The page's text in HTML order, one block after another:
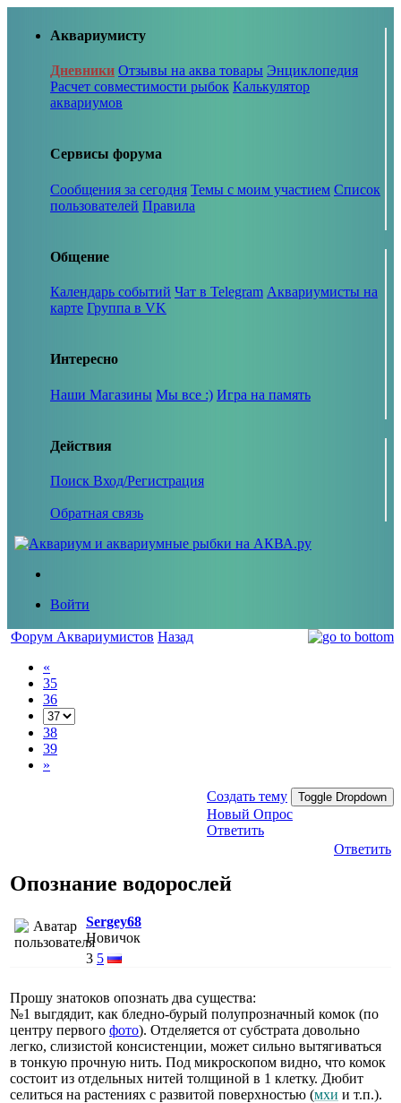
Аквариумисту
Дневники Отзывы на аква товары Энциклопедия
Расчет совместимости рыбок Калькулятор
аквариумов
Сервисы форума
Сообщения за сегодня Темы с моим участием Список
пользователей Правила
Общение
Календарь событий Чат в Telegram Аквариумисты на
карте Группа в VK
Интересно
Наши Магазины Мы все :) Игра на память
Действия
Поиск Вход/Регистрация
Обратная связь
Войти
Форум Аквариумистов Назад
«
35
36
38
39
»
Создать тему Toggle Dropdown
Новый Опрос
Ответить
Ответить
Опознание водорослей
Sergey68
Новичок
3 5
Прошу знатоков опознать два существа:
№1 выгдядит, как бледно-бурый полупрозначный комок (по
центру первого фото). Отделяется от субстрата довольно
легко, слизистой консистенции, может сильно вытягиваться
в тонкую прочную нить. Под микроскопом видно, что комок
состоит из отдельных нитей толщиной в 1 клетку. Дюбит
селиться на растениях с развитой поверхностью (мхи и т.п.).